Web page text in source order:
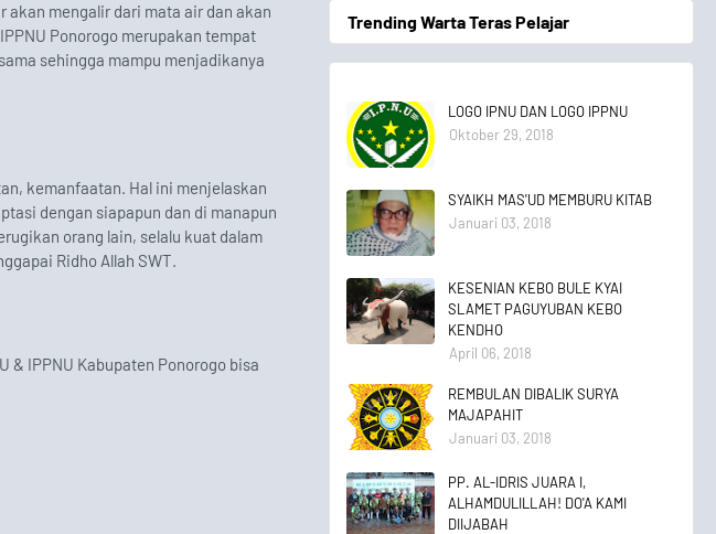
akan mengalir dari mata air dan akan
Ponorogo merupakan tempat
sehingga mampu menjadikanya
kemanfaatan. Hal ini menjelaskan
dengan siapapun dan di manapun
orang lain, selalu kuat dalam
Ridho Allah SWT.
& IPPNU Kabupaten Ponorogo bisa
Trending Warta Teras Pelajar
LOGO IPNU DAN LOGO IPPNU
Oktober 29, 2018
SYAIKH MAS'UD MEMBURU KITAB
Januari 03, 2018
KESENIAN KEBO BULE KYAI
SLAMET PAGUYUBAN KEBO
KENDHO
April 06, 2018
REMBULAN DIBALIK SURYA
MAJAPAHIT
Januari 03, 2018
PP. AL-IDRIS JUARA I,
ALHAMDULILLAH! DO'A KAMI
DIIJABAH